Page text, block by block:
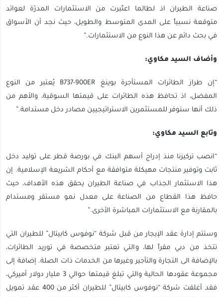
صناعة الطيران اذ لطالما اعتُبرت من الاستثمارات المدرّة لعوائد
متوقعة نسبياً على المدى المتوسط والطويل، حيث نجد أن الأسواق
في بحث دائم عن هذا النوع من الاستثمارات.”
وأضاف السيد مكاوي:
“إن طراز الطائرات المستأجرة بوينغ B737-900ER يُعتبر من النوع
المفضل، اذ تحافظ هذه الطائرات على قيمتها السوقية، والأهم من
ذلك أنها ستوفر للمستثمرين الاستراتيجيين مصادر دخل مستدامة.”
وتابع السيد مكاوي:
“انصب تركيزنا منذ إدراج أسهم البنك في بورصة قطر على توليد دخل
ثابت وتوفير منتجات مهيكلة متوافقة مع أحكام الشريعة الإسلامية. إن
هذا الاستثمار الجذاب في صناعة الطيران يحقق هذه الأهداف، حيث
حافظ هذا القطاع من الصناعة على معدل نمو مستقر ومستدام
بالمقارنة مع الاستثمارات المباشرة الأخرى.”
وستتم إدارة عقد الإيجار من قبل شركة “نوفوس كابيتال” للطيران التي
تتخذ من دبي مقراً لها، والتي تعتبر متخصصة في توريد الطائرات،
بالإضافة الى التجارة والتأجير وغيرها من الخدمات ذات الصلة. إضافة إلى
مجموعة عقودها الحالية والتي تبلغ قيمتها حوالي 3 مليار دولار أميركي،
فقد أغلقت شركة “نوفوس كابيتال” للطيران أكثر من 400 عقد تمويل